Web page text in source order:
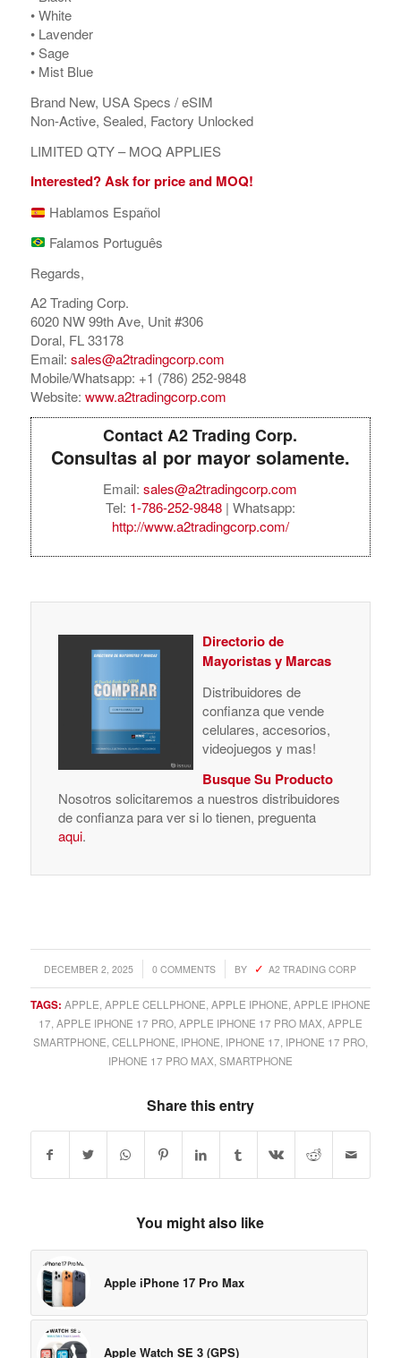
•⁠ ⁠White
•⁠ ⁠Lavender
•⁠ ⁠Sage
•⁠ ⁠Mist Blue
Brand New, USA Specs / eSIM
Non-Active, Sealed, Factory Unlocked
LIMITED QTY – MOQ APPLIES
Interested? Ask for price and MOQ!
Hablamos Español
Falamos Português
Regards,
A2 Trading Corp.
6020 NW 99th Ave, Unit #306
Doral, FL 33178
Email: sales@a2tradingcorp.com
Mobile/Whatsapp: +1 (786) 252-9848
Website: www.a2tradingcorp.com
Contact A2 Trading Corp.
Consultas al por mayor solamente.
Email:sales@a2tradingcorp.com
Tel: 1-786-252-9848| Whatsapp:
http://www.a2tradingcorp.com/
Directorio de
Mayoristas y Marcas
Distribuidores de
confianza que vende
celulares, accesorios,
videojuegos y mas!
Busque Su Producto
Nosotros solicitaremos a nuestros distribuidores
de confianza para ver si lo tienen, preguenta
aqui.
DECEMBER 2, 2025
/ 0 COMMENTS
/ BY A2 TRADING CORP
TAGS: APPLE APPLE CELLPHONE APPLE IPHONE APPLE IPHONE
17 APPLE IPHONE 17 PRO, APPLE IPHONE 17 PRO MAX APPLE
SMARTPHONE CELLPHONE IPHONE IPHONE 17 IPHONE 17 PRO,
IPHONE 17 PRO MAX SMARTPHONE
Share this entry
You might also like
Apple iPhone 17 Pro Max
Apple Watch SE 3 (GPS)